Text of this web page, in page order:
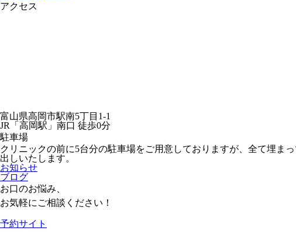
アクセス
富山県高岡市駅南5丁目1-1
JR「高岡駅」南口 徒歩0分
駐車場
クリニックの前に5台分の駐車場をご用意しておりますが、全て埋ま
出しいたします。
お知らせ
ブログ
お口のお悩み、
お気軽にご相談ください！
予約サイト